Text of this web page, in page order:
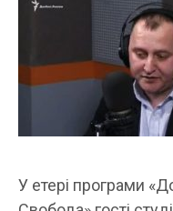
У етері програми